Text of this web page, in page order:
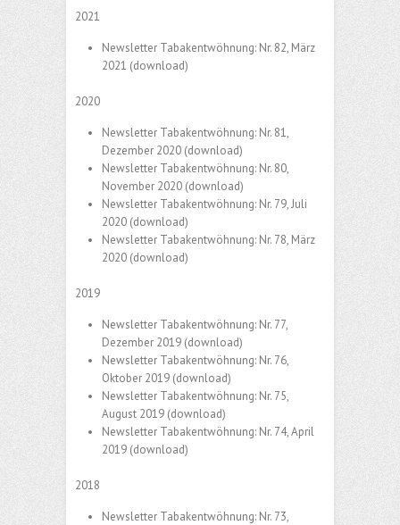
2021
Newsletter Tabakentwöhnung: Nr. 82, März
2021 (download)
2020
Newsletter Tabakentwöhnung: Nr. 81,
Dezember 2020 (download)
Newsletter Tabakentwöhnung: Nr. 80,
November 2020 (download)
Newsletter Tabakentwöhnung: Nr. 79, Juli
2020 (download)
Newsletter Tabakentwöhnung: Nr. 78, März
2020 (download)
2019
Newsletter Tabakentwöhnung: Nr. 77,
Dezember 2019 (download)
Newsletter Tabakentwöhnung: Nr. 76,
Oktober 2019 (download)
Newsletter Tabakentwöhnung: Nr. 75,
August 2019 (download)
Newsletter Tabakentwöhnung: Nr. 74, April
2019 (download)
2018
Newsletter Tabakentwöhnung: Nr. 73,